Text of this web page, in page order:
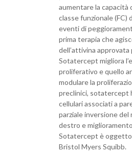
aumentare la capacità
classe funzionale (FC)
eventi di
prima terapia che
dell’attivina
Sotatercept migliora
proliferativo e quello
modulare la
preclinici, sotatercept
cellulari associati a
parziale inversione
destro e
Sotatercept è oggetto
Bristol Myers Squibb.